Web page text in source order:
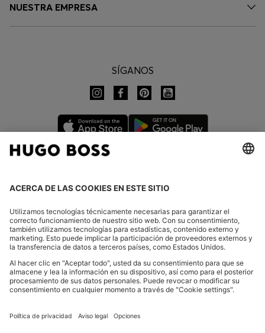
NUESTRA EMPRESA
SÍGANOS
CAMBIAR PAÍS:
Declarar la revocación FAQs Aviso legalDeclaración de Privacidad
Declaración de accesibilidad
Declaración de Privacidad HUGO BOSS EXPERIENCE
Declaración de Privacidad HUGO BOSS Newsletter